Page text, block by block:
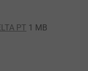
PT 1 MB